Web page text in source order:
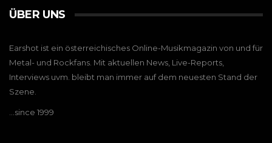
ÜBER UNS
Earshot ist ein österreichisches Online-Musikmagazin von und für
Metal- und Rockfans. Mit aktuellen News, Live-Reports,
Interviews uvm. bleibt man immer auf dem neuesten Stand der
Szene.
…since 1999